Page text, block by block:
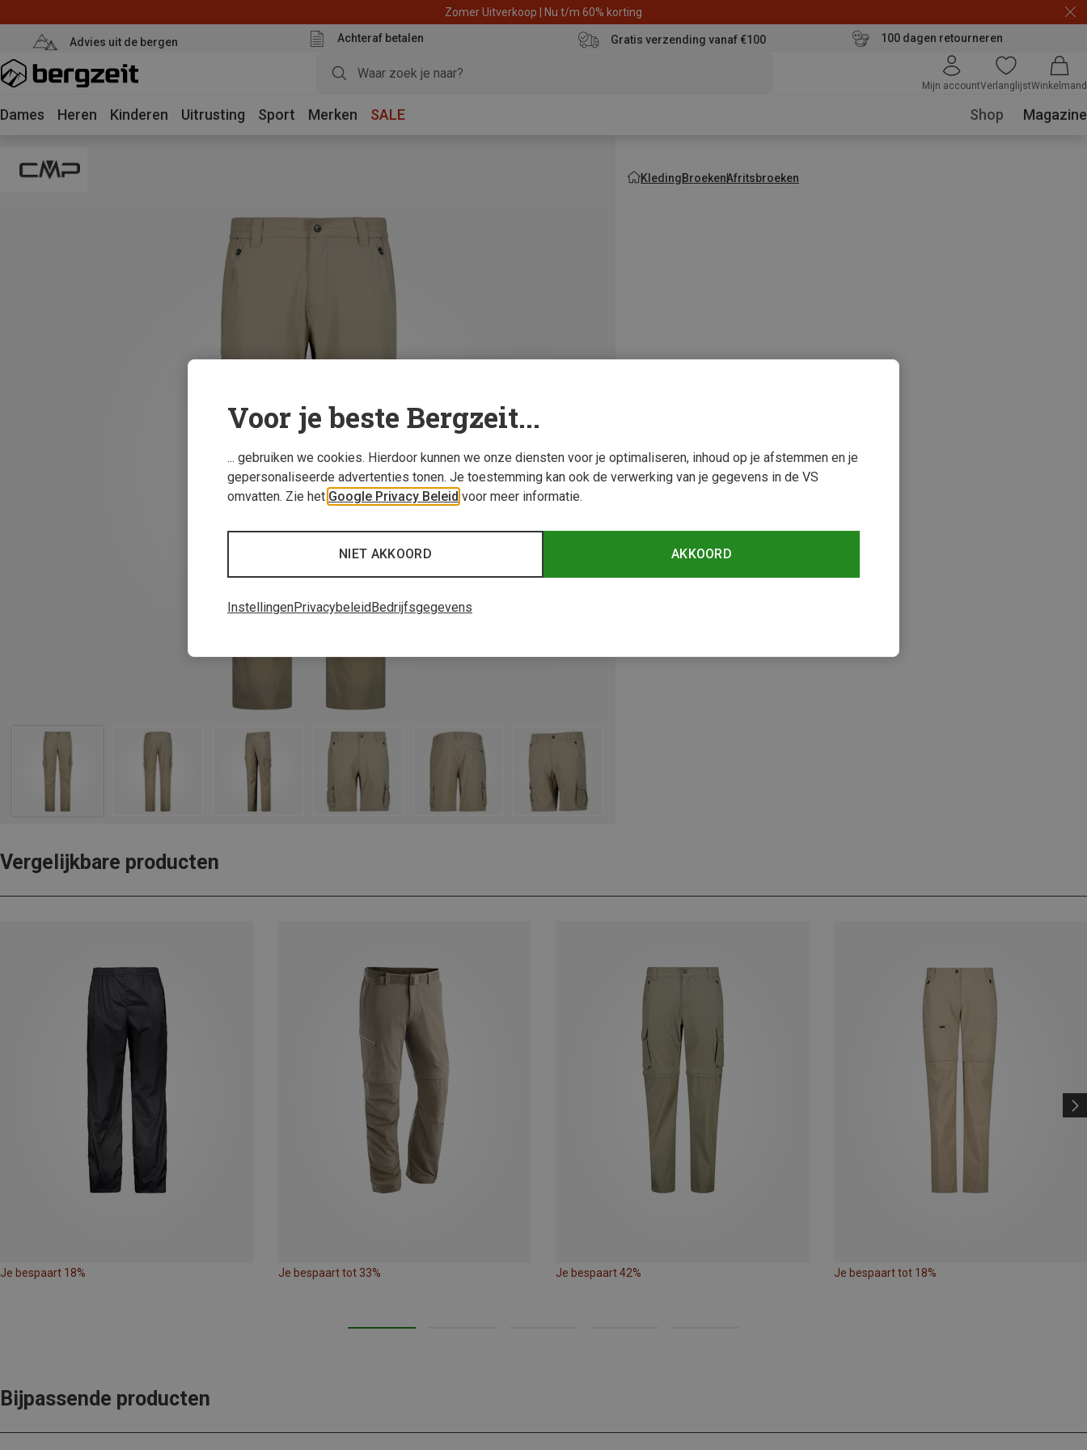
Zomer Uitverkoop | Nu t/m 60% korting
Advies uit de bergen Achteraf betalen Gratis verzending vanaf €100 100 dagen retourneren
Mijn accountVerlanglijstWinkelmand
Dames Heren Kinderen Uitrusting Sport Merken SALE Shop Magazine
KledingBroekenAfritsbroeken
Vergelijkbare producten
Je bespaart 18% Je bespaart tot 33% Je bespaart 42% Je bespaart tot 18%
Bijpassende producten
Voor je beste Bergzeit...
... gebruiken we cookies. Hierdoor kunnen we onze diensten voor je optimaliseren, inhoud op je afstemmen en je
gepersonaliseerde advertenties tonen. Je toestemming kan ook de verwerking van je gegevens in de VS
omvatten. Zie het Google Privacy Beleid voor meer informatie.
AKKOORD
NIET AKKOORD
InstellingenPrivacybeleidBedrijfsgegevens